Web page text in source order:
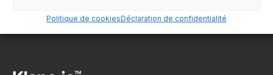
Politique de cookiesDéclaration de confidentialité